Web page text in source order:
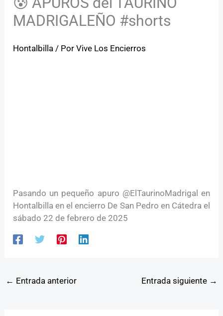
MADRIGALEÑO #shorts
Hontalbilla / PorVive Los Encierros
Pasando un pequeño apuro @ElTaurinoMadrigal en
Hontalbilla en el encierro De San Pedro en Cátedra el
sábado 22 de febrero de 2025
← Entrada anterior Entrada siguiente →